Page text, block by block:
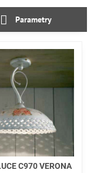
Parametry
C970 VERONA